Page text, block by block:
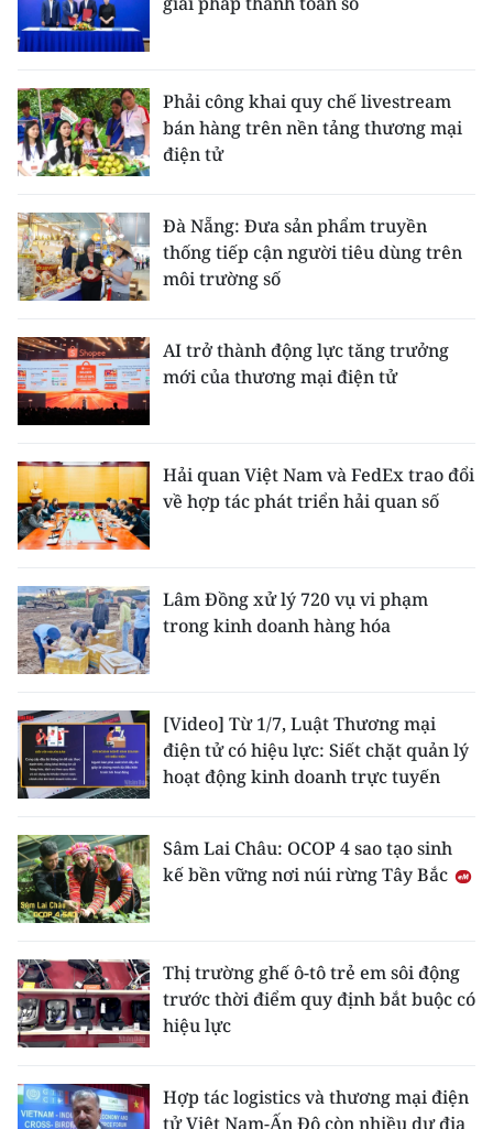
CHUYÊN ĐỀ
CÁC CHUYÊN TRANG
VỀ BÁO NHÂN DÂN
THỜI NAY
NHÂN DÂN CUỐI TUẦN
MUA BÁO
ENGLISH
FRANÇAIS
РУССКИЙ
ESPAÑOL
한국어
Phải công khai quy chế livestream
bán hàng trên nền tảng thương mại
điện tử
Đà Nẵng: Đưa sản phẩm truyền
thống tiếp cận người tiêu dùng trên
môi trường số
AI trở thành động lực tăng trưởng
mới của thương mại điện tử
Hải quan Việt Nam và FedEx trao đổi
về hợp tác phát triển hải quan số
Lâm Đồng xử lý 720 vụ vi phạm
trong kinh doanh hàng hóa
[Video] Từ 1/7, Luật Thương mại
điện tử có hiệu lực: Siết chặt quản lý
hoạt động kinh doanh trực tuyến
Sâm Lai Châu: OCOP 4 sao tạo sinh
kế bền vững nơi núi rừng Tây Bắc
Thị trường ghế ô-tô trẻ em sôi động
trước thời điểm quy định bắt buộc có
hiệu lực
Hợp tác logistics và thương mại điện
tử Việt Nam-Ấn Độ còn nhiều dư địa